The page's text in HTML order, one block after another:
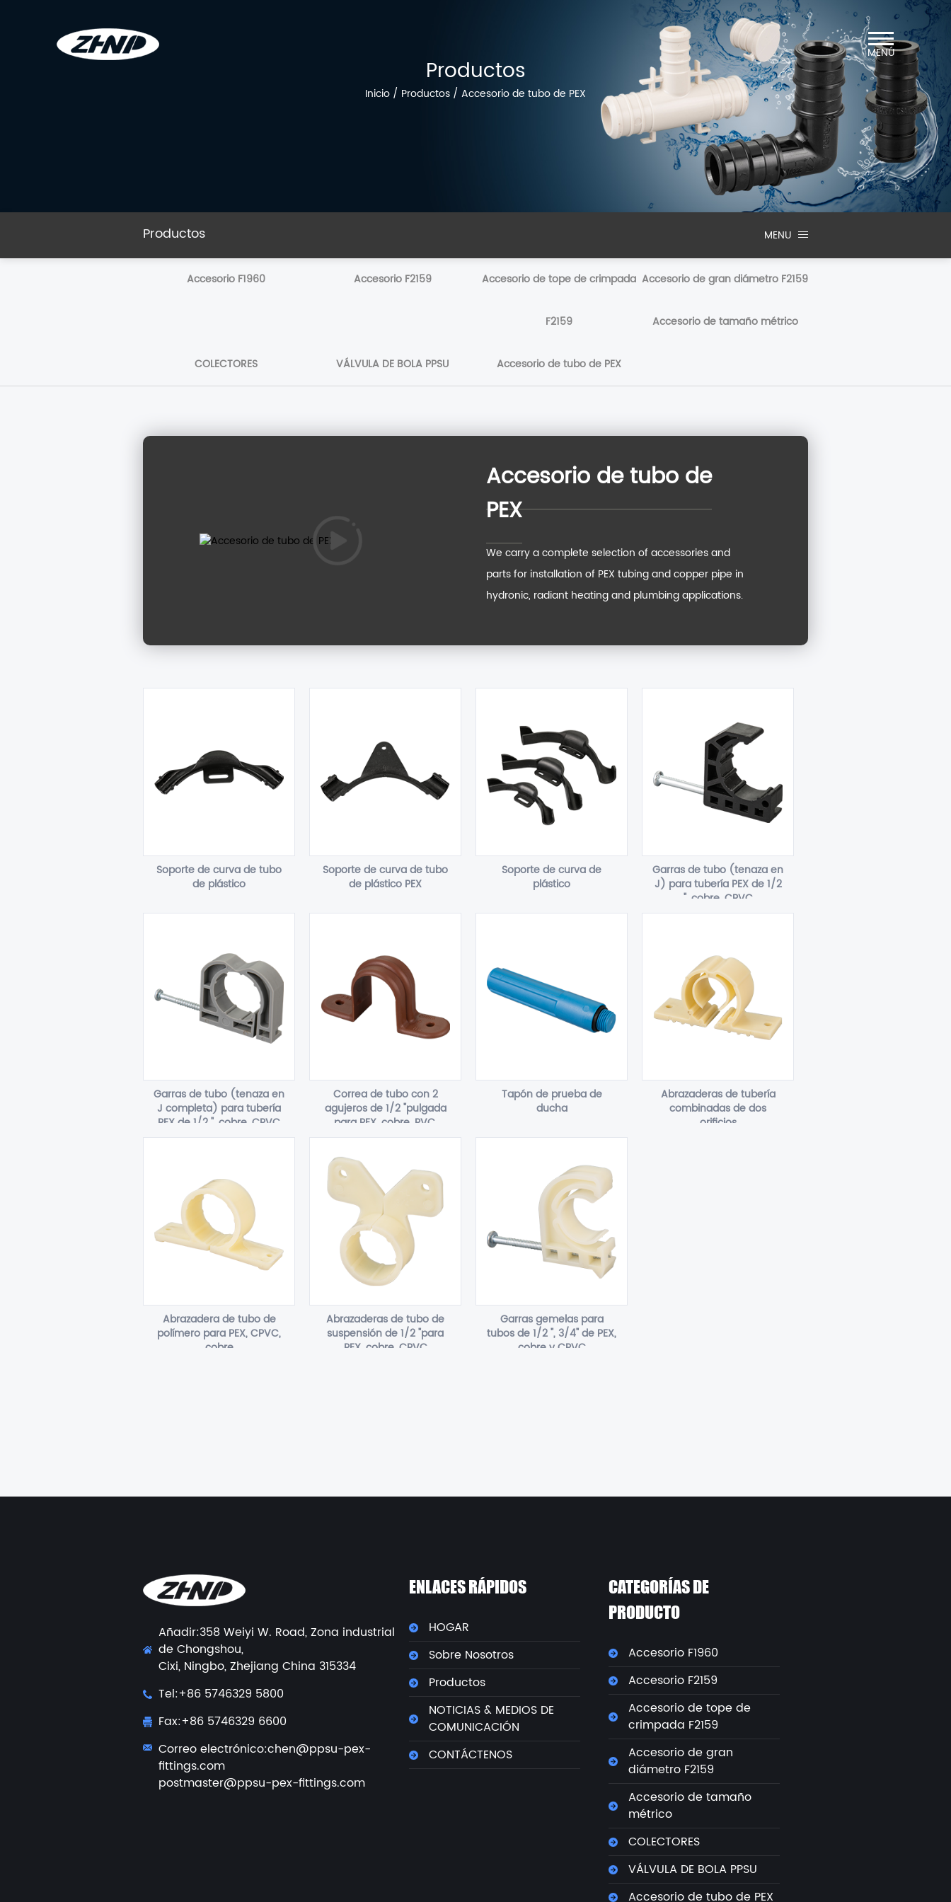
MENÚ
Productos
Inicio / Productos / Accesorio de tubo de PEX
Productos MENU
Accesorio F1960 Accesorio F2159 Accesorio de tope de crimpada
F2159
Accesorio de gran diámetro F2159
Accesorio de tamaño métrico
COLECTORES VÁLVULA DE BOLA PPSU Accesorio de tubo de PEX
Accesorio de tubo de
PEX
We carry a complete selection of accessories and
parts for installation of PEX tubing and copper pipe in
hydronic, radiant heating and plumbing applications.
Soporte de curva de tubo
de plástico
Soporte de curva de tubo
de plástico PEX
Soporte de curva de
plástico
Garras de tubo (tenaza en
J) para tubería PEX de 1/2
", cobre, CPVC
Garras de tubo (tenaza en
J completa) para tubería
PEX de 1/2 ", cobre, CPVC
Correa de tubo con 2
agujeros de 1/2 "pulgada
para PEX, cobre, PVC,
CPVC
Tapón de prueba de
ducha
Abrazaderas de tubería
combinadas de dos
orificios
Abrazadera de tubo de
polímero para PEX, CPVC,
cobre
Abrazaderas de tubo de
suspensión de 1/2 "para
PEX, cobre, CPVC
Garras gemelas para
tubos de 1/2 ", 3/4" de PEX,
cobre y CPVC
Añadir:358 Weiyi W. Road, Zona industrial
de Chongshou,
Cixi, Ningbo, Zhejiang China 315334
Tel:+86 5746329 5800
Fax:+86 5746329 6600
Correo electrónico:chen@ppsu-pex-
fittings.com
postmaster@ppsu-pex-fittings.com
ENLACES RÁPIDOS
HOGAR
Sobre Nosotros
Productos
NOTICIAS & MEDIOS DE
COMUNICACIÓN
CONTÁCTENOS
CATEGORÍAS DE
PRODUCTO
Accesorio F1960
Accesorio F2159
Accesorio de tope de
crimpada F2159
Accesorio de gran
diámetro F2159
Accesorio de tamaño
métrico
COLECTORES
VÁLVULA DE BOLA PPSU
Accesorio de tubo de PEX